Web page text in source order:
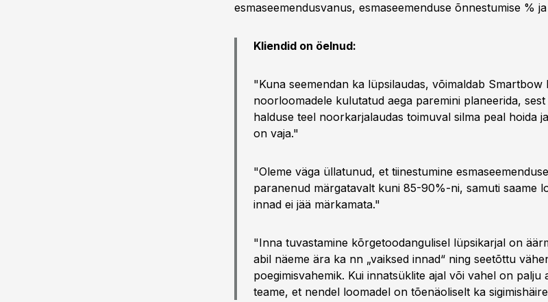
esmaseemendusvanus, esmaseemenduse õnnestumise %
Kliendid on öelnud:
"Kuna seemendan ka lüpsilaudas, võimaldab Smartbow
noorloomadele kulutatud aega paremini planeerida,
halduse teel noorkarjalaudas toimuval silma peal hoida
on vaja."
"Oleme väga üllatunud, et tiinestumine
paranenud märgatavalt kuni 85-90%-ni, samuti saame
innad ei jää märkamata."
"Inna tuvastamine kõrgetoodangulisel lüpsikarjal on
abil näeme ära ka nn „vaiksed innad“ ning seetõttu
poegimisvahemik. Kui innatsüklite ajal või vahel on palju
teame, et nendel loomadel on tõenäoliselt ka